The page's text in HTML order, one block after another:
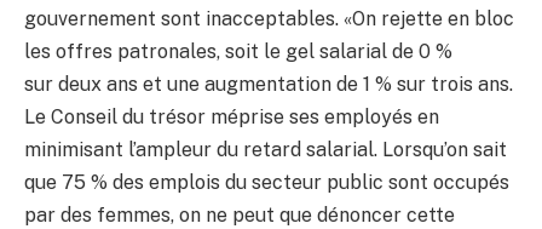
gouvernement sont inacceptables. «On rejette en bloc
les offres patronales, soit le gel salarial de 0 %
sur deux ans et une augmentation de 1 % sur trois ans.
Le Conseil du trésor méprise ses employés en
minimisant l’ampleur du retard salarial. Lorsqu’on sait
que 75 % des emplois du secteur public sont occupés
par des femmes, on ne peut que dénoncer cette